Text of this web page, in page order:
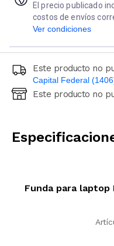
El precio publicado
costos de envíos
Ver condiciones
Este producto no
Capital Federal
Ingresá código postal
Este producto no
Funda para laptop